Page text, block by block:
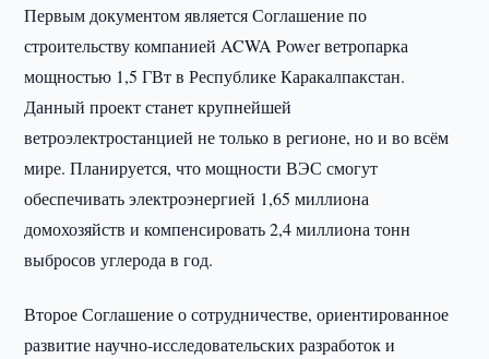
Первым документом является Соглашение по
строительству компанией ACWA Power ветропарка
мощностью 1,5 ГВт в Республике Каракалпакстан.
Данный проект станет крупнейшей
ветроэлектростанцией не только в регионе, но и во всём
мире. Планируется, что мощности ВЭС смогут
обеспечивать электроэнергией 1,65 миллиона
домохозяйств и компенсировать 2,4 миллиона тонн
выбросов углерода в год.
Второе Соглашение о сотрудничестве, ориентированное
развитие научно-исследовательских разработок и